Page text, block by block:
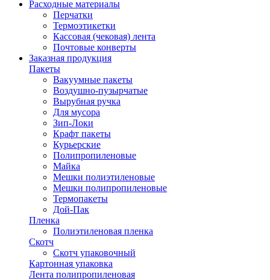
Расходные материалы
Перчатки
Термоэтикетки
Кассовая (чековая) лента
Почтовые конверты
Заказная продукция
Пакеты
Вакуумные пакеты
Воздушно-пузырчатые
Вырубная ручка
Для мусора
Зип-Локи
Крафт пакеты
Курьерские
Полипропиленовые
Майка
Мешки полиэтиленовые
Мешки полипропиленовые
Термопакеты
Дой-Пак
Пленка
Полиэтиленовая пленка
Скотч
Скотч упаковочный
Картонная упаковка
Лента полипропиленовая